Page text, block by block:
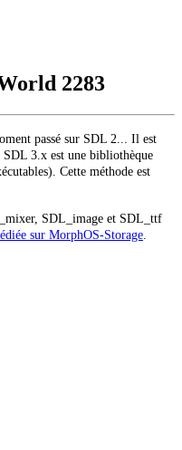
2283
passé sur SDL 2... Il est
SDL 3.x est une bibliothèque
Cette méthode est
SDL_image et SDL_ttf
sur MorphOS-Storage